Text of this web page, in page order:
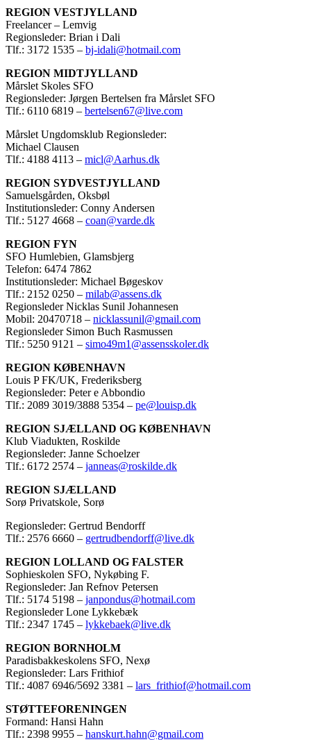
REGION VESTJYLLAND
Freelancer – Lemvig
Regionsleder: Brian i Dali
Tlf.: 3172 1535 – bj-idali@hotmail.com
REGION MIDTJYLLAND
Mårslet Skoles SFO
Regionsleder: Jørgen Bertelsen fra Mårslet SFO
Tlf.: 6110 6819 – bertelsen67@live.com
Mårslet Ungdomsklub Regionsleder:
Michael Clausen
Tlf.: 4188 4113 – micl@Aarhus.dk
REGION SYDVESTJYLLAND
Samuelsgården, Oksbøl
Institutionsleder: Conny Andersen
Tlf.: 5127 4668 – coan@varde.dk
REGION FYN
SFO Humlebien, Glamsbjerg
Telefon: 6474 7862
Institutionsleder: Michael Bøgeskov
Tlf.: 2152 0250 – milab@assens.dk
Regionsleder Nicklas Sunil Johannesen
Mobil: 20470718 – nicklassunil@gmail.com
Regionsleder Simon Buch Rasmussen
Tlf.: 5250 9121 – simo49m1@assensskoler.dk
REGION KØBENHAVN
Louis P FK/UK, Frederiksberg
Regionsleder: Peter e Abbondio
Tlf.: 2089 3019/3888 5354 – pe@louisp.dk
REGION SJÆLLAND OG KØBENHAVN
Klub Viadukten, Roskilde
Regionsleder: Janne Schoelzer
Tlf.: 6172 2574 – janneas@roskilde.dk
REGION SJÆLLAND
Sorø Privatskole, Sorø
Regionsleder: Gertrud Bendorff
Tlf.: 2576 6660 – gertrudbendorff@live.dk
REGION LOLLAND OG FALSTER
Sophieskolen SFO, Nykøbing F.
Regionsleder: Jan Refnov Petersen
Tlf.: 5174 5198 – janpondus@hotmail.com
Regionsleder Lone Lykkebæk
Tlf.: 2347 1745 – lykkebaek@live.dk
REGION BORNHOLM
Paradisbakkeskolens SFO, Nexø
Regionsleder: Lars Frithiof
Tlf.: 4087 6946/5692 3381 – lars_frithiof@hotmail.com
STØTTEFORENINGEN
Formand: Hansi Hahn
Tlf.: 2398 9955 – hanskurt.hahn@gmail.com